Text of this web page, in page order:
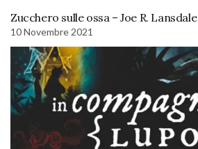
Zucchero sulle ossa – Joe R. Lansdale
10 Novembre 2021